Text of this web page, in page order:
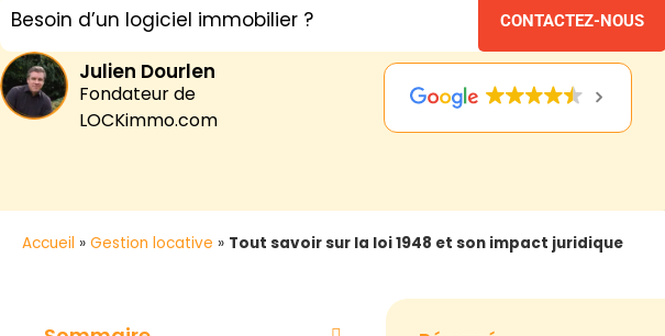
Besoin d’un logiciel immobilier ? CONTACTEZ-NOUS
Julien Dourlen
Fondateur de
LOCKimmo.com
Accueil » Gestion locative » Tout savoir sur la loi 1948 et son impact juridique